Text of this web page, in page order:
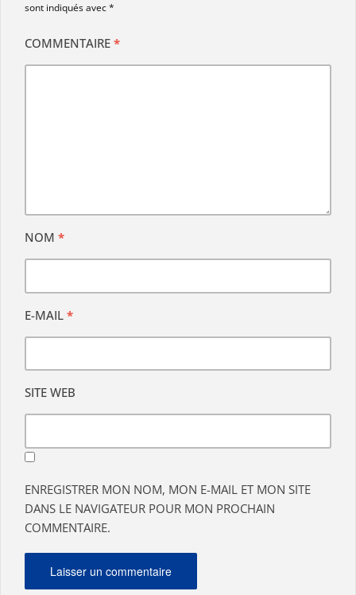
sont indiqués avec*
COMMENTAIRE *
NOM *
E-MAIL *
SITE WEB
ENREGISTRER MON NOM, MON E-MAIL ET MON SITE
DANS LE NAVIGATEUR POUR MON PROCHAIN
COMMENTAIRE.